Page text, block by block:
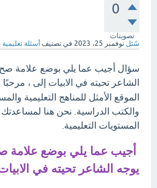
0
تصويتات
سُئل نوفمبر 25، 2023 في تصنيف أسئلة تعليمية
سؤال أجيب عما يلي بوضع علامة صح
الشاعر تحيته في الابيات إلى ،
الموقع الأمثل للمناهج التعليمية
والكتب الدراسية. نحن هنا
المستويات التعليمية.
أجيب عما يلي بوضع علامة
يوجه الشاعر تحيته في